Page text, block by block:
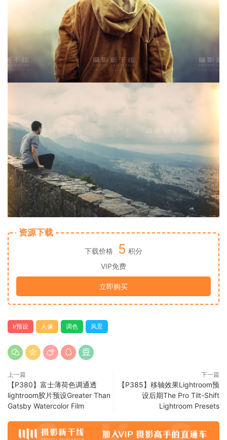
资源下载
下载价格 5 积分
VIP免费
立即购买
lr预设 人像 调色 风景
上一篇
【P380】富士薄荷色调通透
lightroom胶片预设Greater Than
Gatsby Watercolor Film
下一篇
【P385】移轴效果Lightroom预
设后期The Pro Tilt-Shift
Lightroom Presets